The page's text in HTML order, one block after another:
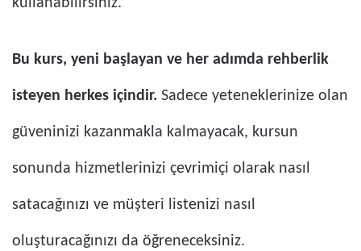
kullanabilirsiniz.
Bu kurs, yeni başlayan ve her adımda rehberlik
isteyen herkes içindir. Sadece yeteneklerinize olan
güveninizi kazanmakla kalmayacak, kursun
sonunda hizmetlerinizi çevrimiçi olarak nasıl
satacağınızı ve müşteri listenizi nasıl
oluşturacağınızı da öğreneceksiniz.